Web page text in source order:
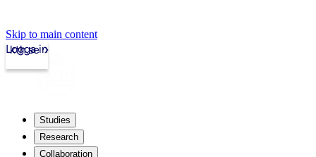
Skip to main content
kth.se
Logga in
Studies
Research
Collaboration